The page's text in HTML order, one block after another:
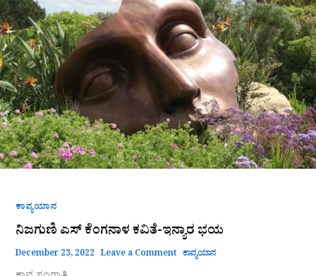
ಕಾವ್ಯಯಾನ
ನಿಜಗುಣಿ ಎಸ್ ಕೆಂಗನಾಳ ಕವಿತೆ-ಇನ್ಯಾರ ಭಯ
December 23, 2022 Leave a Comment ಕಾವ್ಯಯಾನ
ಕವಿತೆ-
ಇನ್ಯಾರ
ಭಯ